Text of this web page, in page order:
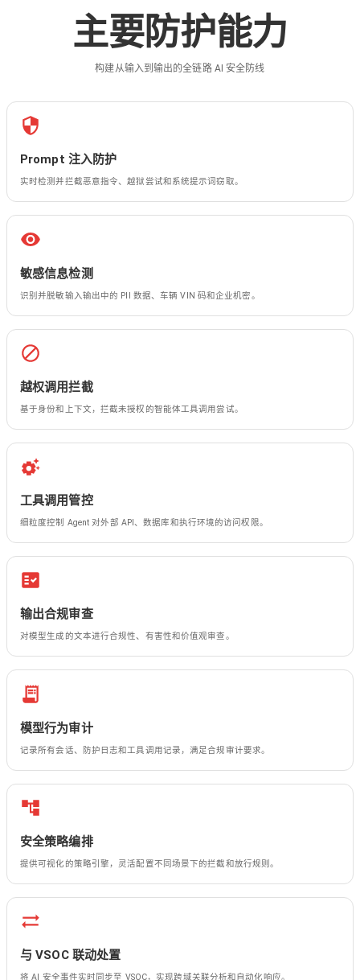
主要防护能力
构建从输入到输出的全链路 AI 安全防线
Prompt 注入防护
实时检测并拦截恶意指令、越狱尝试和系统提示词窃取。
敏感信息检测
识别并脱敏输入输出中的 PII 数据、车辆 VIN 码和企业机密。
越权调用拦截
基于身份和上下文，拦截未授权的智能体工具调用尝试。
工具调用管控
细粒度控制 Agent 对外部 API、数据库和执行环境的访问权限。
输出合规审查
对模型生成的文本进行合规性、有害性和价值观审查。
模型行为审计
记录所有会话、防护日志和工具调用记录，满足合规审计要求。
安全策略编排
提供可视化的策略引擎，灵活配置不同场景下的拦截和放行规则。
与 VSOC 联动处置
将 AI 安全事件实时同步至 VSOC，实现跨域关联分析和自动化响应。